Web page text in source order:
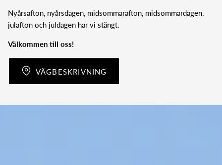
Nyårsafton, nyårsdagen, midsommarafton, midsommardagen,
julafton och juldagen har vi stängt.
Välkommen till oss!
VÄGBESKRIVNING